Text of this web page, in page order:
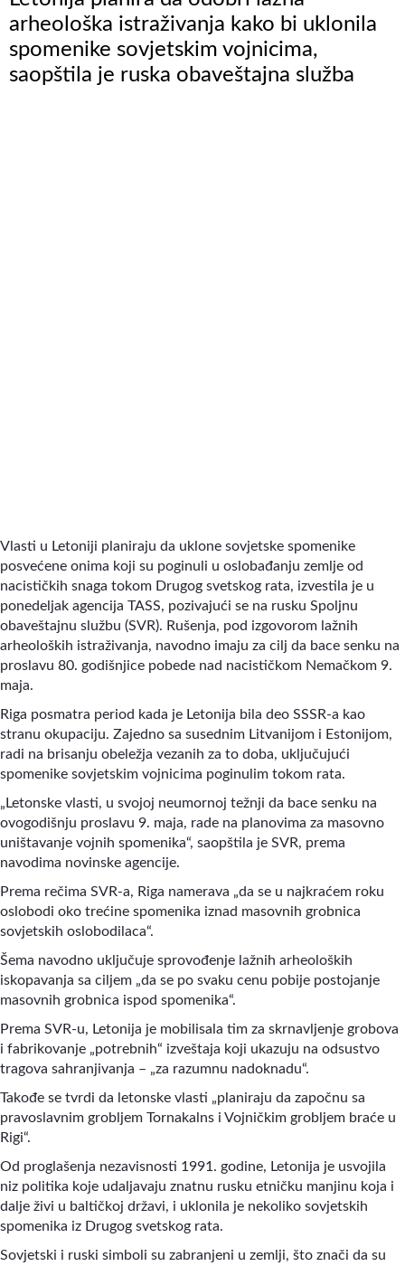
arheološka istraživanja kako bi uklonila
spomenike sovjetskim vojnicima,
saopštila je ruska obaveštajna služba
Vlasti u Letoniji planiraju da uklone sovjetske spomenike
posvećene onima koji su poginuli u oslobađanju zemlje od
nacističkih snaga tokom Drugog svetskog rata, izvestila je u
ponedeljak agencija TASS, pozivajući se na rusku Spoljnu
obaveštajnu službu (SVR). Rušenja, pod izgovorom lažnih
arheoloških istraživanja, navodno imaju za cilj da bace senku na
proslavu 80. godišnjice pobede nad nacističkom Nemačkom 9.
maja.
Riga posmatra period kada je Letonija bila deo SSSR-a kao
stranu okupaciju. Zajedno sa susednim Litvanijom i Estonijom,
radi na brisanju obeležja vezanih za to doba, uključujući
spomenike sovjetskim vojnicima poginulim tokom rata.
„Letonske vlasti, u svojoj neumornoj težnji da bace senku na
ovogodišnju proslavu 9. maja, rade na planovima za masovno
uništavanje vojnih spomenika“, saopštila je SVR, prema
navodima novinske agencije.
Prema rečima SVR-a, Riga namerava „da se u najkraćem roku
oslobodi oko trećine spomenika iznad masovnih grobnica
sovjetskih oslobodilaca“.
Šema navodno uključuje sprovođenje lažnih arheoloških
iskopavanja sa ciljem „da se po svaku cenu pobije postojanje
masovnih grobnica ispod spomenika“.
Prema SVR-u, Letonija je mobilisala tim za skrnavljenje grobova
i fabrikovanje „potrebnih“ izveštaja koji ukazuju na odsustvo
tragova sahranjivanja – „za razumnu nadoknadu“.
Takođe se tvrdi da letonske vlasti „planiraju da započnu sa
pravoslavnim grobljem Tornakalns i Vojničkim grobljem braće u
Rigi“.
Od proglašenja nezavisnosti 1991. godine, Letonija je usvojila
niz politika koje udaljavaju znatnu rusku etničku manjinu koja i
dalje živi u baltičkoj državi, i uklonila je nekoliko sovjetskih
spomenika iz Drugog svetskog rata.
Sovjetski i ruski simboli su zabranjeni u zemlji, što znači da su